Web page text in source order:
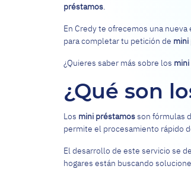
préstamos.
En Credy te ofrecemos una
para completar tu petición de
¿Quieres saber más sobre los
¿Qué son
Los mini préstamosson fórmulas
permite el procesamiento rápido
El desarrollo de este servicio se
hogares están buscando